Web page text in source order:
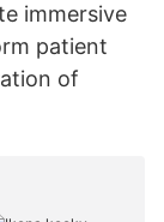
immersive
patient
of